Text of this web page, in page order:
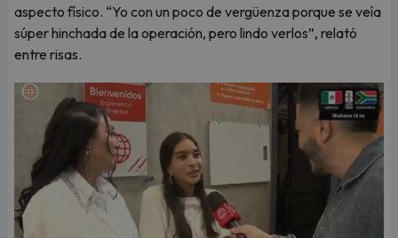
aspecto físico. “Yo con un poco de vergüenza porque se veía
súper hinchada de la operación, pero lindo verlos”, relató
entre risas.